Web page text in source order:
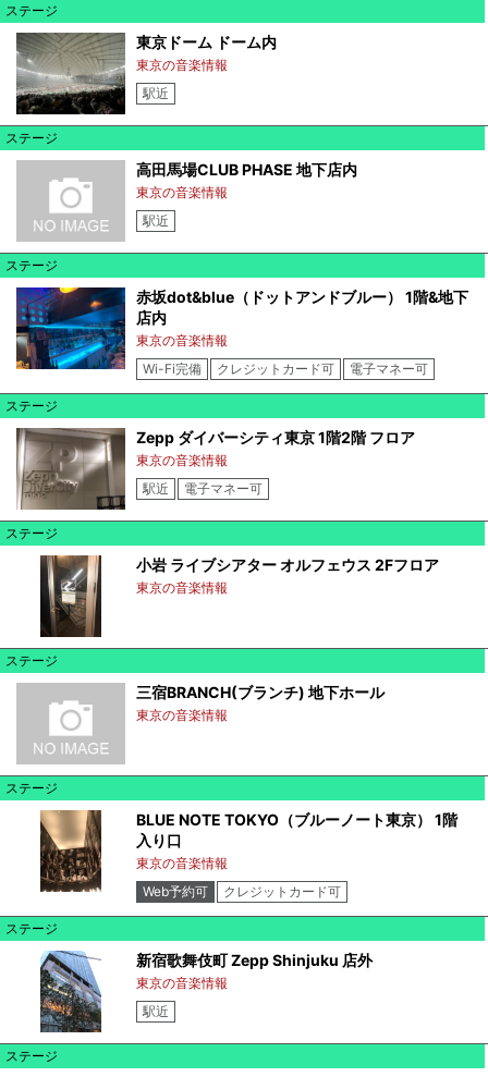
ステージ
東京ドーム ドーム内
東京の音楽情報
駅近
ステージ
高田馬場CLUB PHASE 地下店内
東京の音楽情報
駅近
ステージ
赤坂dot&blue（ドットアンドブルー） 1階&地下
店内
東京の音楽情報
Wi-Fi完備
クレジットカード可 電子マネー可
ステージ
Zepp ダイバーシティ東京 1階2階 フロア
東京の音楽情報
駅近
電子マネー可
ステージ
小岩 ライブシアター オルフェウス 2Fフロア
東京の音楽情報
ステージ
三宿BRANCH(ブランチ) 地下ホール
東京の音楽情報
ステージ
BLUE NOTE TOKYO（ブルーノート東京） 1階
入り口
東京の音楽情報
Web予約可
クレジットカード可
ステージ
新宿歌舞伎町 Zepp Shinjuku 店外
東京の音楽情報
駅近
ステージ